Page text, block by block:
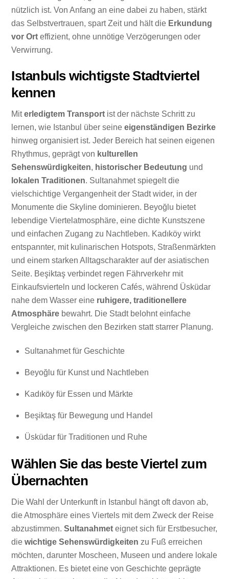
nützlich ist. Von Anfang an eine dabei zu haben, stärkt
das Selbstvertrauen, spart Zeit und hält die Erkundung
vor Ort effizient, ohne unnötige Verzögerungen oder
Verwirrung.
Istanbuls wichtigste Stadtviertel
kennen
Miterledigtem Transport ist der nächste Schritt zu
lernen, wie Istanbul über seineeigenständigen Bezirke
hinweg organisiert ist. Jeder Bereich hat seinen eigenen
Rhythmus, geprägt von kulturellen
Sehenswürdigkeiten, historischer Bedeutung und
lokalen Traditionen. Sultanahmet spiegelt die
vielschichtige Vergangenheit der Stadt wider, in der
Monumente die Skyline dominieren. Beyoğlu bietet
lebendige Viertelatmosphäre, eine dichte Kunstszene
und einfachen Zugang zu Nachtleben. Kadıköy wirkt
entspannter, mit kulinarischen Hotspots, Straßenmärkten
und einem starken Alltagscharakter auf der asiatischen
Seite. Beşiktaş verbindet regen Fährverkehr mit
Einkaufsvierteln und lockeren Cafés, während Üsküdar
nahe dem Wasser eine ruhigere, traditionellere
Atmosphäre bewahrt. Die Stadt belohnt einfache
Vergleiche zwischen den Bezirken statt starrer Planung.
Sultanahmet für Geschichte
Beyoğlu für Kunst und Nachtleben
Kadıköy für Essen und Märkte
Beşiktaş für Bewegung und Handel
Üsküdar für Traditionen und Ruhe
Wählen Sie das beste Viertel zum
Übernachten
Die Wahl der Unterkunft in Istanbul hängt oft davon ab,
die Atmosphäre eines Viertels mit dem Zweck der Reise
abzustimmen.Sultanahmet eignet sich für Erstbesucher,
diewichtige Sehenswürdigkeiten zu Fuß erreichen
möchten, darunter Moscheen, Museen und andere lokale
Attraktionen. Es bietet eine von Geschichte geprägte